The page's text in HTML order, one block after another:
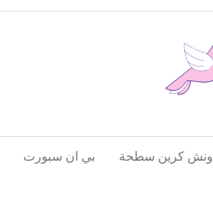
بي ان سبورت ونش كرين سطحة